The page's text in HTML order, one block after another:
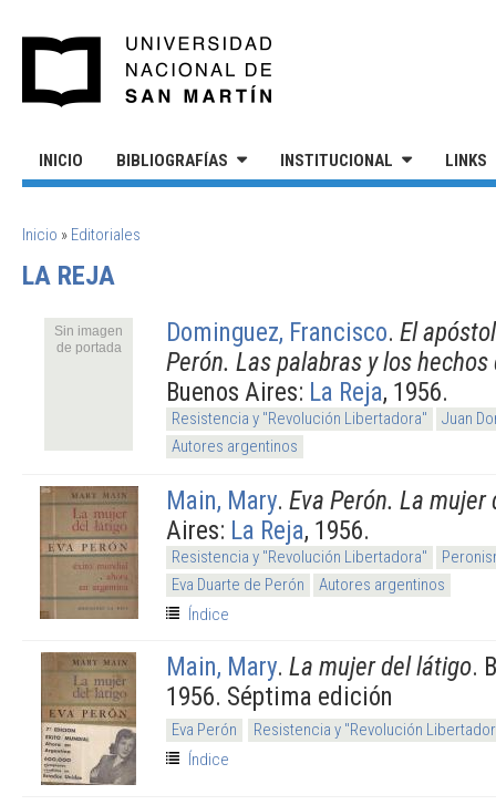
INICIO BIBLIOGRAFÍAS INSTITUCIONAL LINKS
SE ENCUENTRA USTED AQUÍ
Inicio » Editoriales
LA REJA
Sin imagen
de portada
Dominguez, Francisco. El
Perón. Las palabras y los
Buenos Aires: La Reja, 1956.
Resistencia y "Revolución Libertadora"
Juan
Autores argentinos
Main, Mary. Eva Perón. La
Aires: La Reja, 1956.
Resistencia y "Revolución Libertadora"
Eva Duarte de Perón
Autores argentinos
Índice
Main, Mary. La mujer del látigo.
1956. Séptima edición
Eva Perón
Resistencia y "Revolución
Índice